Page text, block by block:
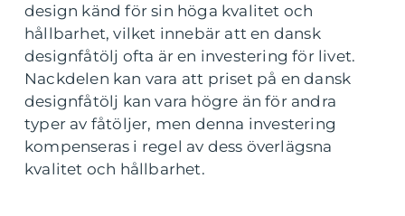
design känd för sin höga kvalitet och
hållbarhet, vilket innebär att en dansk
designfåtölj ofta är en investering för livet.
Nackdelen kan vara att priset på en dansk
designfåtölj kan vara högre än för andra
typer av fåtöljer, men denna investering
kompenseras i regel av dess överlägsna
kvalitet och hållbarhet.